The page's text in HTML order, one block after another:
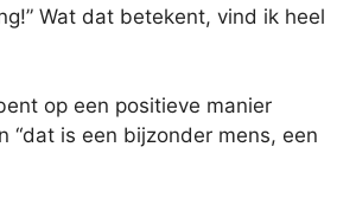
Wat dat betekent, vind ik heel
op een positieve manier
“dat is een bijzonder mens, een